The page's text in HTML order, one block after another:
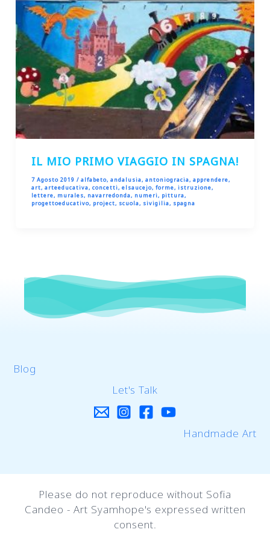
IL MIO PRIMO VIAGGIO IN SPAGNA!
7 Agosto 2019 / alfabeto, andalusia, antoniogracia, apprendere,
art, arteeducativa, concetti, elsaucejo, forme, istruzione,
lettere, murales, navarredonda, numeri, pittura,
progettoeducativo, project, scuola, sivigilia, spagna
Blog
Let's Talk
Handmade Art
Please do not reproduce without Sofia
Candeo - Art Syamhope's expressed written
consent.